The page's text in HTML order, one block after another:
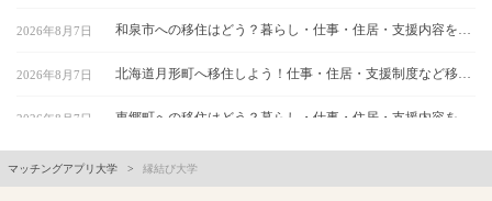
2026年8月7日 和泉市への移住はどう？暮らし・仕事・住居・支援内容を解説
2026年8月7日 北海道月形町へ移住しよう！仕事・住居・支援制度など移住に役立つ情報まとめ
2026年8月7日
2026年8月7日
マッチングアプリ大学 縁結び大学